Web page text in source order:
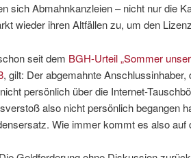
sich Abmahnkanzleien – nicht nur die
wieder ihren Altfällen zu, um den
seit dem BGH-Urteil „Sommer
, gilt: Der abgemahnte
persönlich über die Internet-
also nicht persönlich begangen
Wie immer kommt es also auf